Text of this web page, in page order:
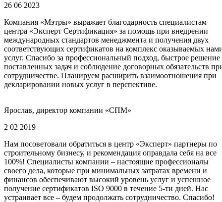
26 06 2023
Компания «Мэтры» выражает благодарность специалистам
центра «Эксперт Сертификация» за помощь при внедрении
международных стандартов менеджмента и получения двух
соответствующих сертификатов на комплекс оказываемых
услуг. Спасибо за профессиональный подход, быстрое решение
поставленных задач и соблюдение договорных обязательств
сотрудничестве. Планируем расширить взаимоотношения при
декларировании новых услуг в перспективе.
Ярослав, директор компании «СПМ»
2 02 2019
Нам посоветовали обратиться в центр «Эксперт» партнеры по
строительному бизнесу, и рекомендация оправдала себя на все
100%! Специалисты компании – настоящие профессионалы
своего дела, которые при минимальных затратах времени и
финансов обеспечивают высокий уровень услуг и успешное
получение сертификатов ISO 9000 в течение 5-ти дней. Нас
устраивает все – будем продолжать сотрудничество. Спасибо!